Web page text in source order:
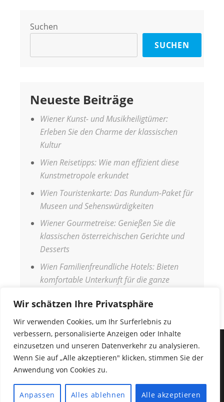
Wir schätzen Ihre Privatsphäre
Wir verwenden Cookies, um Ihr Surferlebnis zu
verbessern, personalisierte Anzeigen oder Inhalte
einzusetzen und unseren Datenverkehr zu analysieren.
Wenn Sie auf „Alle akzeptieren" klicken, stimmen Sie der
Anwendung von Cookies zu.
Anpassen Alles ablehnen Alle akzeptieren
Suchen
SUCHEN
Neueste Beiträge
Wiener Kunst- und Musikheiligtümer:
Erleben Sie den Charme der klassischen
Kultur
Wien Reisetipps: Wie man effizient diese
Kunstmetropole erkundet
Wien Touristenkarte: Das Rundum-Paket für
Museen und Sehenswürdigkeiten
Wiener Gourmetreise: Genießen Sie die
klassischen österreichischen Gerichte und
Desserts
Wien Familienfreundliche Hotels: Bieten
komfortable Unterkunft für die ganze
IMPRESSUM
DATENSCHUTZERKLÄRUNG
COPYRIGHT © 2026URLAUB WELT • Fabulous
Fluid vonCatch Themes